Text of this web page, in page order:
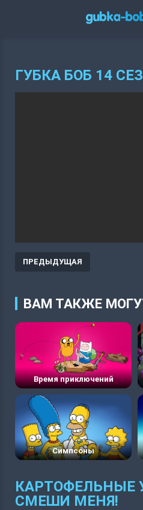
ГУБКА БОБ 14
ПРЕДЫДУЩАЯ
ВАМ ТАКЖЕ
Время приключений
Симпсоны
КАРТОФЕЛЬНЫЕ
СМЕШИ МЕНЯ!